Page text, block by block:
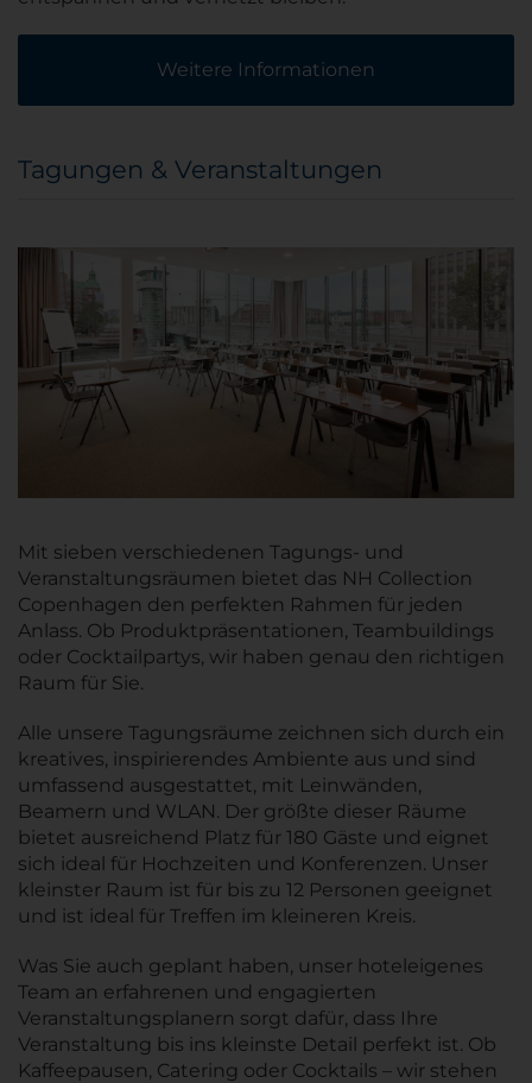
Weitere Informationen
Tagungen & Veranstaltungen
Mit sieben verschiedenen Tagungs- und
Veranstaltungsräumen bietet das NH Collection
Copenhagen den perfekten Rahmen für jeden
Anlass. Ob Produktpräsentationen, Teambuildings
oder Cocktailpartys, wir haben genau den richtigen
Raum für Sie.
Alle unsere Tagungsräume zeichnen sich durch ein
kreatives, inspirierendes Ambiente aus und sind
umfassend ausgestattet, mit Leinwänden,
Beamern und WLAN. Der größte dieser Räume
bietet ausreichend Platz für 180 Gäste und eignet
sich ideal für Hochzeiten und Konferenzen. Unser
kleinster Raum ist für bis zu 12 Personen geeignet
und ist ideal für Treffen im kleineren Kreis.
Was Sie auch geplant haben, unser hoteleigenes
Team an erfahrenen und engagierten
Veranstaltungsplanern sorgt dafür, dass Ihre
Veranstaltung bis ins kleinste Detail perfekt ist. Ob
Kaffeepausen, Catering oder Cocktails – wir stehen